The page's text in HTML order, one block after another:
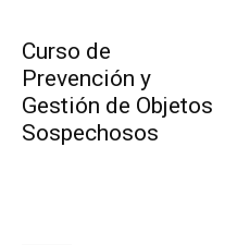
Curso de
Prevención y
Gestión de Objetos
Sospechosos